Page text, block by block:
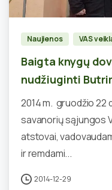
Naujienos VAS
Baigta knygų
nudžiuginti
2014 m. gruodžio 22
savanorių sąjungos
atstovai,
ir remdami...
2014-12-29